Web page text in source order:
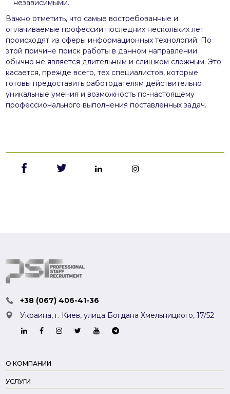
независимыми.
Важно отметить, что самые востребованные и
оплачиваемые профессии последних нескольких лет
происходят из сферы информационных технологий. По
этой причине поиск работы в данном направлении
обычно не является длительным и слишком сложным. Это
касается, прежде всего, тех специалистов, которые
готовы предоставить работодателям действительно
уникальные умения и возможность по-настоящему
профессионального выполнения поставленных задач.
+38 (067) 406-41-36
Украина, г. Киев,улица Богдана Хмельницкого, 17/52
О КОМПАНИИ
УСЛУГИ